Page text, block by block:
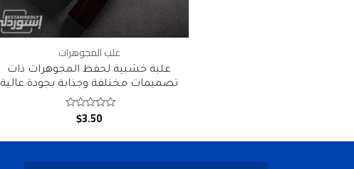
علب المجوهرات
علبة خشبية لحفظ المجوهرات ذات
تصميمات مختلفة وجذابة بجودة عالية
Rated
of
$3.50